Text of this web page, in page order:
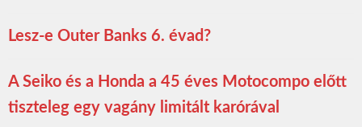
Lesz-e Outer Banks 6. évad?
A Seiko és a Honda a 45 éves Motocompo előtt
tiszteleg egy vagány limitált karórával